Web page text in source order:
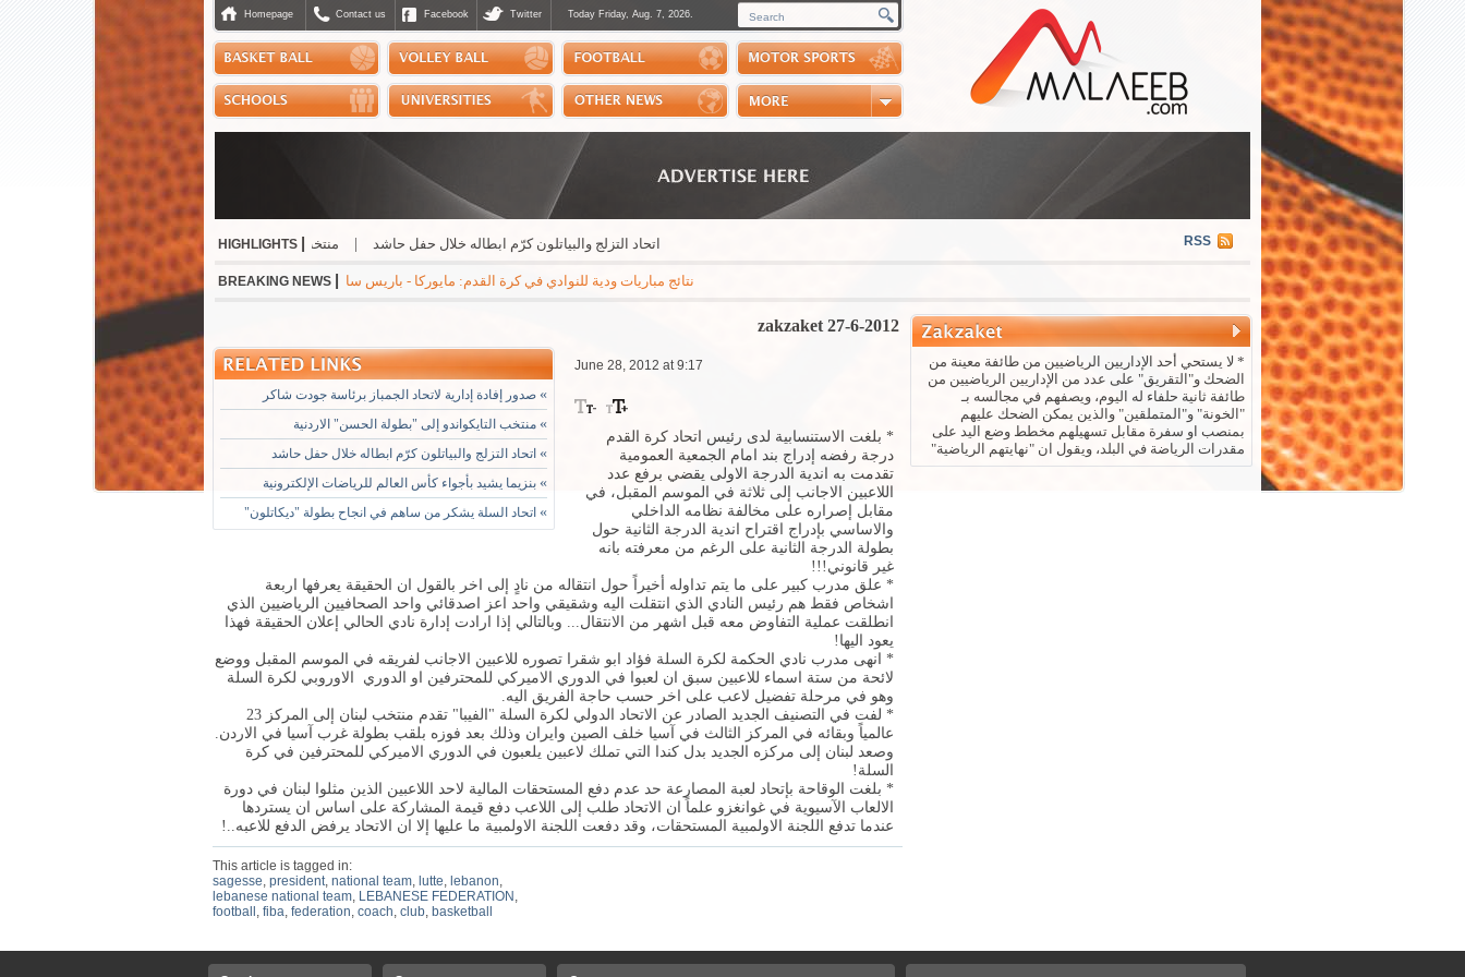
Homepage Contact us Facebook Twitter Today Friday, Aug. 7, 2026.
Polls
Scores
Handball
HIGHLIGHTS |
منتخب التايكواندو إلى "بطولة الحسن" الاردنية | اتحاد التزلج والبياتلون كرّم ابطاله خلال حفل حاشد RSS
BREAKING NEWS |
نتائج مباريات ودية للنوادي في كرة القدم: مايوركا - باريس سان جيرمان 3-0 * ريال بيتيس - ارسنال 3-1 * نابولي - اوساسونا 2-1 * جوفنتوس - تشيلسي 1-0 * مانشستر سيتي - نجوم الدوري الكوري 3-1 * ميلان - انتر 1-1
zakzaket 27-6-2012
» صدور إفادة إدارية لاتحاد الجمباز برئاسة جودت شاكر
» منتخب التايكواندو إلى "بطولة الحسن" الاردنية
» اتحاد التزلج والبياتلون كرّم ابطاله خلال حفل حاشد
» بنزيما يشيد بأجواء كأس العالم للرياضات الإلكترونية
» اتحاد السلة يشكر من ساهم في انجاح بطولة "ديكاتلون"
June 28, 2012 at 9:17
* بلغت الاستنسابية لدى رئيس اتحاد كرة القدم
درجة رفضه إدراج بند امام الجمعية العمومية
تقدمت به اندية الدرجة الاولى يقضي برفع عدد
اللاعبين الاجانب إلى ثلاثة في الموسم المقبل، في
مقابل إصراره على مخالفة نظامه الداخلي
والاساسي بإدراج اقتراح اندية الدرجة الثانية حول
بطولة الدرجة الثانية على الرغم من معرفته بانه
غير قانوني!!!
* علق مدرب كبير على ما يتم تداوله أخيراً حول انتقاله من نادٍ إلى اخر بالقول ان الحقيقة يعرفها اربعة
اشخاص فقط هم رئيس النادي الذي انتقلت اليه وشقيقي واحد اعز اصدقائي واحد الصحافيين الرياضيين الذي
انطلقت عملية التفاوض معه قبل اشهر من الانتقال... وبالتالي إذا ارادت إدارة نادي الحالي إعلان الحقيقة فهذا
يعود اليها!
* انهى مدرب نادي الحكمة لكرة السلة فؤاد ابو شقرا تصوره للاعبين الاجانب لفريقه في الموسم المقبل ووضع
لائحة من ستة اسماء للاعبين سبق ان لعبوا في الدوري الاميركي للمحترفين او الدوري الاوروبي لكرة السلة
وهو في مرحلة تفضيل لاعب على اخر حسب حاجة الفريق اليه.
* لفت في التصنيف الجديد الصادر عن الاتحاد الدولي لكرة السلة "الفيبا" تقدم منتخب لبنان إلى المركز 23
عالمياً وبقائه في المركز الثالث في آسيا خلف الصين وايران وذلك بعد فوزه بلقب بطولة غرب آسيا في الاردن.
وصعد لبنان إلى مركزه الجديد بدل كندا التي تملك لاعبين يلعبون في الدوري الاميركي للمحترفين في كرة
السلة!
* بلغت الوقاحة بإتحاد لعبة المصارعة حد عدم دفع المستحقات المالية لاحد اللاعبين الذين مثلوا لبنان في دورة
الالعاب الآسيوية في غوانغزو علماً ان الاتحاد طلب إلى اللاعب دفع قيمة المشاركة على اساس ان يستردها
عندما تدفع اللجنة الاولمبية المستحقات، وقد دفعت اللجنة الاولمبية ما عليها إلا ان الاتحاد يرفض الدفع للاعبه..!
This article is tagged in:
sagesse, president, national team, lutte, lebanon,
lebanese national team, LEBANESE FEDERATION ,
football , fiba, federation, coach, club, basketball
* لا يستحي أحد الإداريين الرياضيين من طائفة معينة من
الضحك و"التقريق" على عدد من الإداريين الرياضيين من
طائفة ثانية حلفاء له اليوم، ويصفهم في مجالسه بـ
"الخونة" و"المتملقين" والذين يمكن الضحك عليهم
بمنصب او سفرة مقابل تسهيلهم مخطط وضع اليد على
مقدرات الرياضة في البلد، ويقول ان "نهايتهم الرياضية"